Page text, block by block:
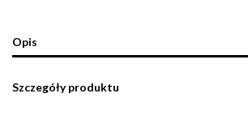
Opis
Szczegóły produktu